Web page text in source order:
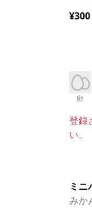
¥300
卵
登録
い。
ミニ
みか